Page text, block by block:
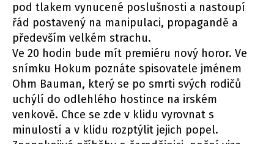
pod tlakem vynucené poslušnosti a nastoupí
řád postavený na manipulaci, propagandě a
především velkém strachu.
Ve 20 hodin bude mít premiéru nový horor. Ve
snímku Hokum poznáte spisovatele jménem
Ohm Bauman, který se po smrti svých rodičů
uchýlí do odlehlého hostince na irském
venkově. Chce se zde v klidu vyrovnat s
minulostí a v klidu rozptýlit jejich popel.